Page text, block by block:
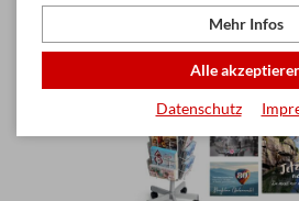
Mehr Infos
Alle
Datenschutz